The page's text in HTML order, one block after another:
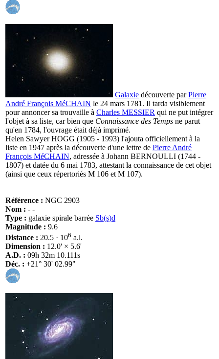
Galaxie découverte parPierre
André François MéCHAIN le 24 mars 1781. Il tarda visiblement
pour annoncer sa trouvaille à Charles MESSIER qui ne put intégrer
l'objet à sa liste, car bien que Connaissance des Temps ne parut
qu'en 1784, l'ouvrage était déjà imprimé.
Helen Sawyer HOGG (1905 - 1993) l'ajouta officiellement à la
liste en 1947 après la découverte d'une lettre de Pierre André
François MéCHAIN, adressée à Johann BERNOULLI (1744 -
1807) et datée du 6 mai 1783, attestant la connaissance de cet objet
(ainsi que ceux répertoriés M 106 et M 107).
Référence : NGC 2903
Nom : - -
Type : galaxie spirale barrée Sb(s)d
Magnitude : 9.6
Distance : 20.5 · 106 a.l.
Dimension : 12.0' × 5.6'
A.D. : 09h 32m 10.111s
Déc. : +21° 30' 02.99"